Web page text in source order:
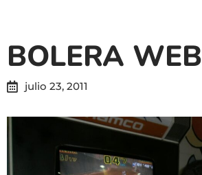
BOLERA WEB
julio 23, 2011